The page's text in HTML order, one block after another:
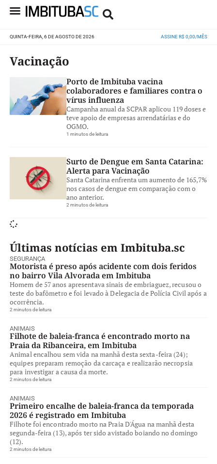
QUINTA-FEIRA, 6 DE AGOSTO DE 2026 ASSINE R$ 0,00/MÊS
Vacinação
Porto de Imbituba vacina
colaboradores e familiares contra o
vírus influenza
Campanha anual da SCPAR aplicou 119 doses e
teve apoio de empresas arrendatárias e do
OGMO.
1 minutos de leitura
Surto de Dengue em Santa Catarina:
Alerta para Vacinação
Santa Catarina enfrenta um aumento de 165,7%
nos casos de dengue em comparação com o
ano anterior.
2 minutos de leitura
Últimas notícias em Imbituba.sc
SEGURANÇA
Motorista é preso após acidente com dois feridos
no bairro Vila Alvorada em Imbituba
Homem de 57 anos apresentava sinais de embriaguez, recusou o
teste do bafômetro e foi levado à Delegacia de Polícia Civil após a
ocorrência.
2 minutos de leitura
ANIMAIS
Filhote de baleia-franca é encontrado morto na
Praia da Ribanceira, em Imbituba
Animal encalhou sem vida na manhã desta sexta-feira (24);
equipes preparam remoção da carcaça e realizarão necropsia
para investigar a causa da morte.
2 minutos de leitura
ANIMAIS
Primeiro encalhe de baleia-franca da temporada
2026 é registrado em Imbituba
Filhote foi encontrado morto na Praia D'Água na manhã desta
segunda-feira (13), após ter sido avistado boiando no domingo
(12).
2 minutos de leitura